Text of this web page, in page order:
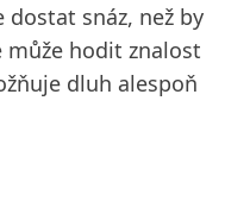
snáz, než by
může hodit znalost
dluh alespoň